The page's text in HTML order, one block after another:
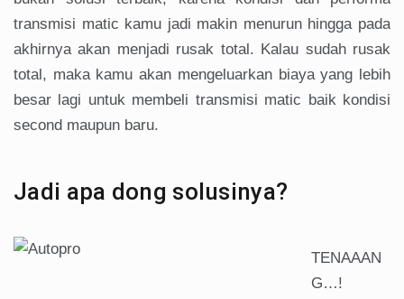
transmisi matic kamu jadi makin menurun hingga pada
akhirnya akan menjadi rusak total. Kalau sudah rusak
total, maka kamu akan mengeluarkan biaya yang lebih
besar lagi untuk membeli transmisi matic baik kondisi
second maupun baru.
Jadi apa dong solusinya?
TENAAAN
G…!